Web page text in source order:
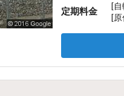
定期料金
[自
[原